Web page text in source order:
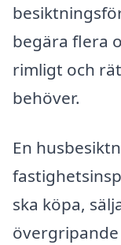
begära flera
rimligt och
behöver.
En
ska köpa,